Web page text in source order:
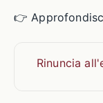
👉
Rinuncia